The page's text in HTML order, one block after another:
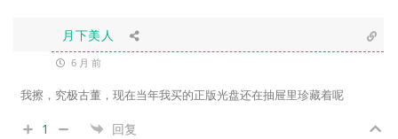
月下美人
6 月 前
我擦，究极古董，现在当年我买的正版光盘还在抽屉里珍藏着呢
1 回复